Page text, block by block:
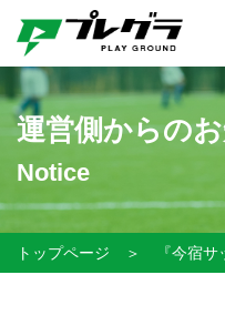
運営側からの
Notice
トップページ ＞ 『今宿